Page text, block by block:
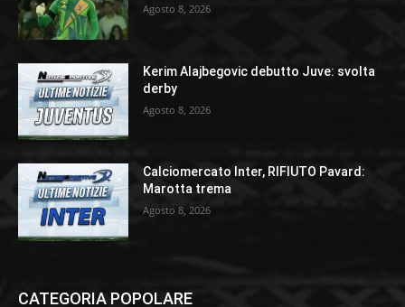
Agosto 8, 2026
Kerim Alajbegovic debutto Juve: svolta
derby
Agosto 8, 2026
Calciomercato Inter, RIFIUTO Pavard:
Marotta trema
Agosto 8, 2026
CATEGORIA POPOLARE